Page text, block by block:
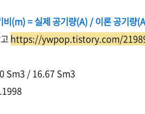
비(m) = 실제 공기량(A) / 이론 공기량
https://ywpop.tistory.com/
Sm3 / 16.67 Sm3